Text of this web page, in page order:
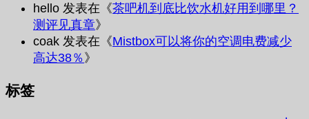
hello 发表在《茶吧机到底比饮水机好用到哪里？
测评见真章》
coak 发表在《Mistbox可以将你的空调电费减少
高达38％ 》
标签